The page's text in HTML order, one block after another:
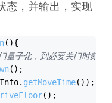
态，并输出，实现
( ){
子化，到必要关门时刻才
();
getMoveTime());
();